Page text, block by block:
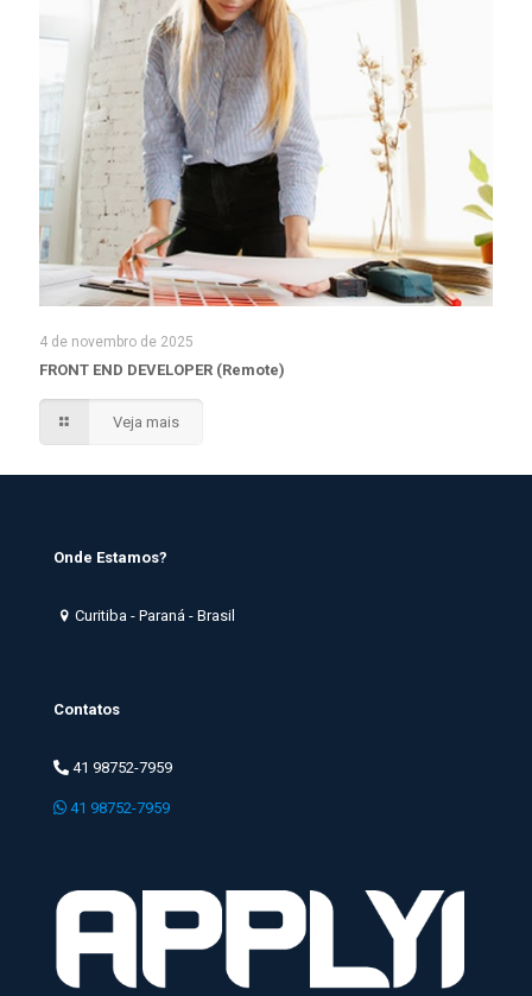
4 de novembro de 2025
FRONT END DEVELOPER (Remote)
Veja mais
Onde Estamos?
Curitiba - Paraná - Brasil
Contatos
41 98752-7959
41 98752-7959